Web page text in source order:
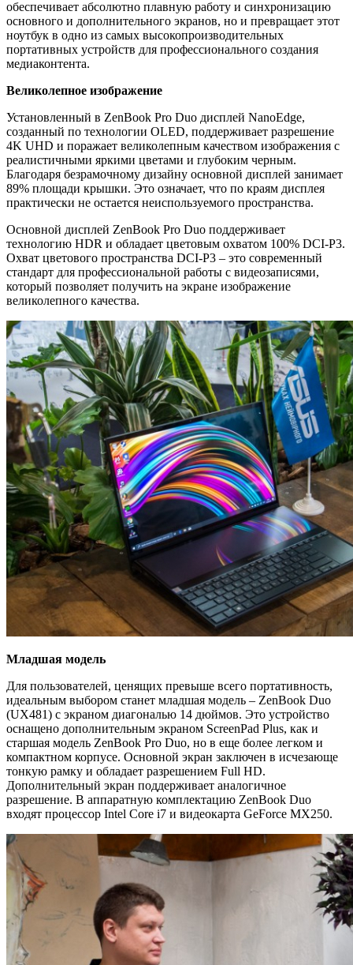
обеспечивает абсолютно плавную работу и синхронизацию
основного и дополнительного экранов, но и превращает этот
ноутбук в одно из самых высокопроизводительных
портативных устройств для профессионального создания
медиаконтента.
Великолепное изображение
Установленный в ZenBook Pro Duo дисплей NanoEdge,
созданный по технологии OLED, поддерживает разрешение
4K UHD и поражает великолепным качеством изображения с
реалистичными яркими цветами и глубоким черным.
Благодаря безрамочному дизайну основной дисплей занимает
89% площади крышки. Это означает, что по краям дисплея
практически не остается неиспользуемого пространства.
Основной дисплей ZenBook Pro Duo поддерживает
технологию HDR и обладает цветовым охватом 100% DCI-P3.
Охват цветового пространства DCI-P3 – это современный
стандарт для профессиональной работы с видеозаписями,
который позволяет получить на экране изображение
великолепного качества.
Младшая модель
Для пользователей, ценящих превыше всего портативность,
идеальным выбором станет младшая модель – ZenBook Duo
(UX481) с экраном диагональю 14 дюймов. Это устройство
оснащено дополнительным экраном ScreenPad Plus, как и
старшая модель ZenBook Pro Duo, но в еще более легком и
компактном корпусе. Основной экран заключен в исчезающе
тонкую рамку и обладает разрешением Full HD.
Дополнительный экран поддерживает аналогичное
разрешение. В аппаратную комплектацию ZenBook Duo
входят процессор Intel Core i7 и видеокарта GeForce MX250.